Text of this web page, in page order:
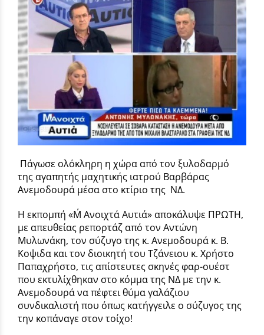
Πάγωσε ολόκληρη η χώρα από τον ξυλοδαρμό
της αγαπητής μαχητικής ιατρού Βαρβάρας
Ανεμοδουρά μέσα στο κτίριο της ΝΔ.
Η εκπομπή «Μ΄ Ανοιχτά Αυτιά» αποκάλυψε ΠΡΩΤΗ,
με απευθείας ρεπορτάζ από τον Αντώνη
Μυλωνάκη, τον σύζυγο της κ. Ανεμοδουρά κ. Β.
Κοψιδα και τον διοικητή του Τζάνειου κ. Χρήστο
Παπαχρήστο, τις απίστευτες σκηνές φαρ-ουέστ
που εκτυλίχθηκαν στο κόμμα της ΝΔ με την κ.
Ανεμοδουρά να πέφτει θύμα γαλάζιου
συνδικαλιστή που όπως κατήγγειλε ο σύζυγος της
την κοπάναγε στον τοίχο!